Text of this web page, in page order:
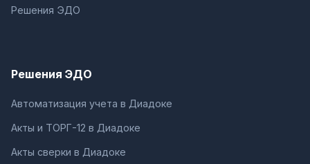
Решения ЭДО
Решения ЭДО
Автоматизация учета в Диадоке
Акты и ТОРГ-12 в Диадоке
Акты сверки в Диадоке